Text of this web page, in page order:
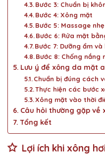
Bước 3: Chuẩn bị
Bước 4: Xông mặt
Bước 5: Massage nhẹ
Bước 6: Rửa mặt
Bước 7: Dưỡng ẩm
Bước 8: Chống
Lưu ý để xông da mặt
Chuẩn bị đúng cách
Thực hiện các bước
Xông mặt vào thời
Câu hỏi thường gặp về
Tổng kết
Lợi ích khi xông